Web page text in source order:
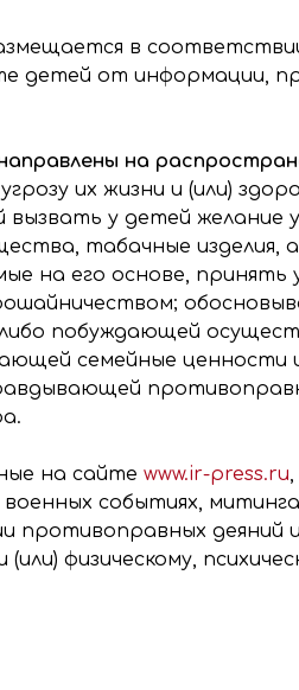
в
детей от информации,
на
их жизни и (или)
вызвать у детей
табачные изделия,
на его основе, принять
побуждающей
семейные ценности
на сайте www.ir-press.ru
событиях,
противоправных деяний
физическому,